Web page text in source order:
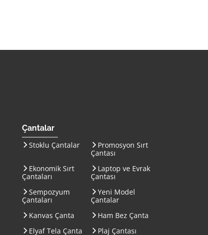
Çantalar
Stoklu Çantalar
Promosyon Sırt
Çantası
Ekonomik Sırt
Çantaları
Laptop ve Evrak
Çantası
Sempozyum
Çantaları
Yeni Model
Çantalar
Kanvas Çanta
Ham Bez Çanta
Elyaf Tela Çanta
Plaj Çantası